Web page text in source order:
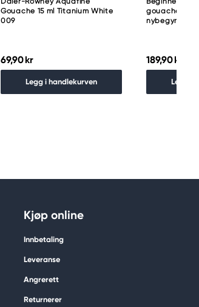
Gouache 15 ml Titanium White
009
69,90 kr
Legg i handlekurven
nybegynnere
189,90 kr
Legg i
Kjøp online
Innbetaling
Leveranse
Angrerett
Returnerer